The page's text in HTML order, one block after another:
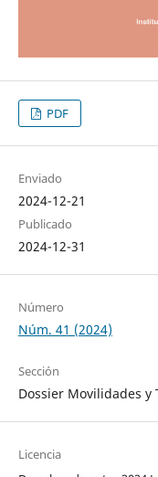
PDF
Enviado
2024-12-21
Publicado
2024-12-31
Número
Núm. 41 (2024)
Sección
Dossier Movilidades
Licencia